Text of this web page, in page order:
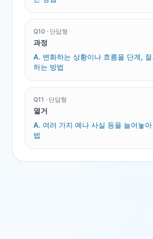
Q10 · 단답형
과정
A. 변화하는 상황이나 흐름을 단계,
하는 방법
Q11 · 단답형
열거
A. 여러 가지 예나 사실 등을 늘어놓
법